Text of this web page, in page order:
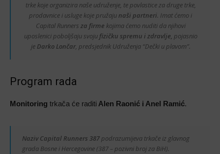
trke koje organizira naše udruženje, te povlastice za druge trke,
prodavnice i usluge koje pružajunaši partneri. Imat ćemo i
Capital Runners za firme kojima ćemo nuditi da njihovi
uposlenici poboljšaju svoju fizičku spremu i zdravlje, pojasnio
je Darko Lončar, predsjednik Udruženja “Dečki u plavom”.
Program rada
Monitoring trkača će raditi Alen Raonić i Anel Ramić.
Naziv Capital Runners 387 podrazumijeva trkače iz glavnog
grada Bosne i Hercegovine (387 – pozivni broj za BiH).